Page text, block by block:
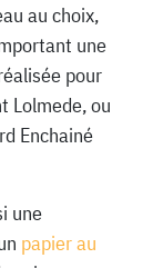
au choix,
une
pour
Lolmede, ou
Enchainé
une
papier au